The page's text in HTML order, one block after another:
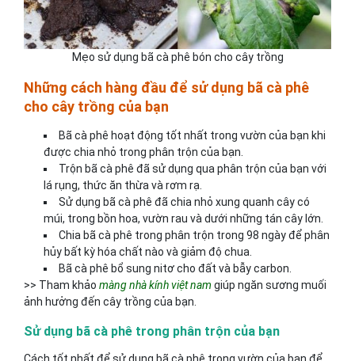
Mẹo sử dụng bã cà phê bón cho cây trồng
Những cách hàng đầu để sử dụng bã cà phê
cho cây trồng của bạn
Bã cà phê hoạt động tốt nhất trong vườn của bạn khi
được chia nhỏ trong phân trộn của bạn.
Trộn bã cà phê đã sử dụng qua phân trộn của bạn với
lá rụng, thức ăn thừa và rơm rạ.
Sử dụng bã cà phê đã chia nhỏ xung quanh cây có
múi, trong bồn hoa, vườn rau và dưới những tán cây lớn.
Chia bã cà phê trong phân trộn trong 98 ngày để phân
hủy bất kỳ hóa chất nào và giảm độ chua.
Bã cà phê bổ sung nitơ cho đất và bẫy carbon.
>> Tham khảo màng nhà kính việt nam giúp ngăn sương muối
ảnh hưởng đến cây trồng của bạn.
Sử dụng bã cà phê trong phân trộn của bạn
Cách tốt nhất để sử dụng bã cà phê trong vườn của bạn để